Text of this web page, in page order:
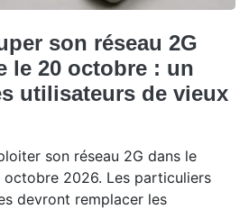
son réseau 2G
le 20 octobre : un
utilisateurs de vieux
son réseau 2G dans le
2026. Les particuliers
devront remplacer les